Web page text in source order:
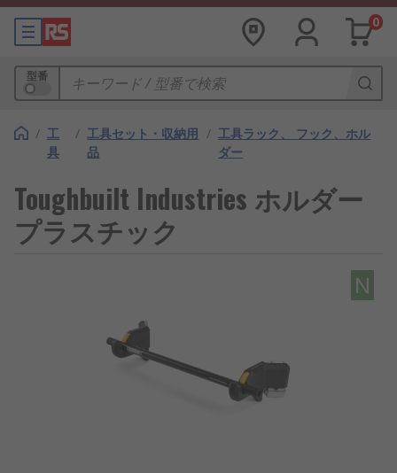
0
型番
/ 工
具
/ 工具セット・収納用
品
/ 工具ラック、 フック、ホル
ダー
Toughbuilt Industries ホルダー
プラスチック
N